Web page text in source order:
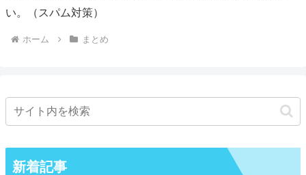
い。（スパム対策）
ホーム まとめ
新着記事